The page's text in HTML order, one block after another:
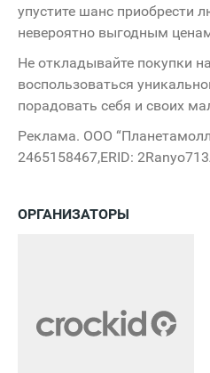
упустите шанс приобрести
невероятно выгодным
Не откладывайте покупки
воспользоваться
порадовать себя и своих
Реклама. ООО
2465158467,ERID:
ОРГАНИЗАТОРЫ